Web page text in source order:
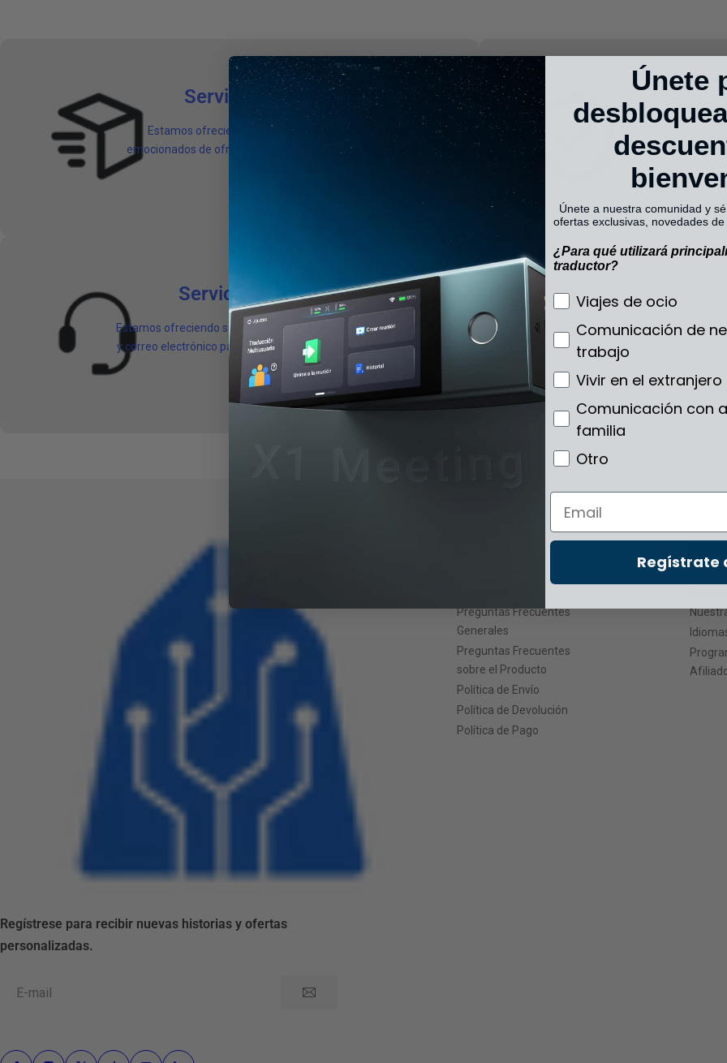
Servicio de Envío Gratis
Estamos ofreciendo servicio de Envío Global y estamos
emocionados de ofrecer Envío Gratis para pedidos superiores a
Caso de que tenga
Servicio al Cliente Global
Estamos ofreciendo servicio al cliente global por llamada telefónica
y correo electrónico para ayudarte en cualquier lugar y en cualquier
momento.
Regístrese para recibir nuevas historias y ofertas
personalizadas.
E-mail
Preguntas Frecuentes
Generales
Preguntas Frecuentes
sobre el Producto
Política de Envío
Política de Devolución
Política de Pago
Únete
Únete a nuestra comunidad y
ofertas exclusivas, novedades
¿Para qué utilizará
traductor?
¿Para qué utilizará
Viajes de ocio
Comunicación de
trabajo
Vivir en el
Comunicación con
familia
Otro
Email
Regístrate